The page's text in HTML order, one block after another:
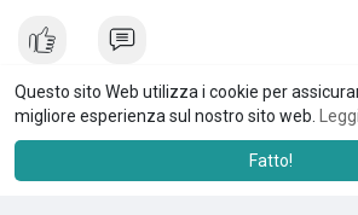
Questo sito Web utilizza i cookie per
migliore esperienza sul nostro sito web.
Fatto!
serietá sono sopravvalutate ormai.
Ale Nereya Draghetti
Donburi time!